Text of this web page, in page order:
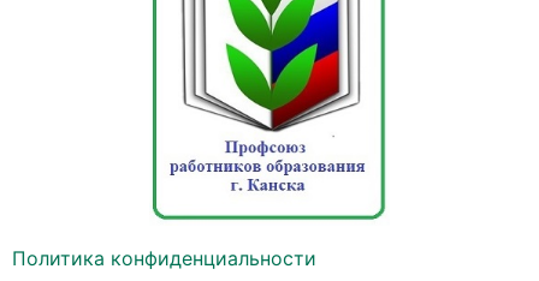
Политика конфиденциальности